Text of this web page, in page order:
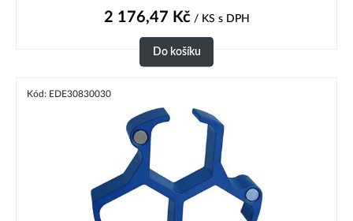
2 176,47 Kč/ KS s DPH
Do košíku
Kód: EDE30830030